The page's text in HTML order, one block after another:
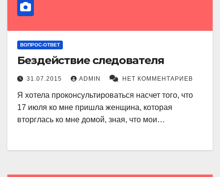
ВОПРОС-ОТВЕТ
Бездействие следователя
31.07.2015 ADMIN НЕТ КОММЕНТАРИЕВ
Я хотела проконсультироваться насчет того, что
17 июля ко мне пришла женщина, которая
вторглась ко мне домой, зная, что мои…